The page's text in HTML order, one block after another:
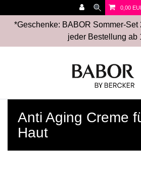
0,00
*Geschenke: BABOR Sommer-Set
jeder Bestellung ab
Anti Aging Creme
Haut